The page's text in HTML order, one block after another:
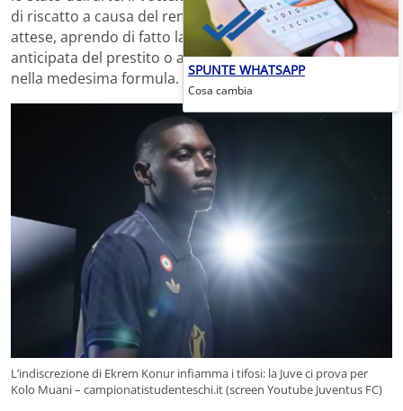
di riscatto a causa del rendimento al di sotto delle
attese, aprendo di fatto la porta a una risoluzione
anticipata del prestito o a un subentro dellaJuventus
nella medesima formula.
L’indiscrezione di Ekrem Konur infiamma i tifosi: la Juve ci prova per
Kolo Muani – campionatistudenteschi.it (screen Youtube Juventus FC)
SPUNTE WHATSAPP
Cosa cambia